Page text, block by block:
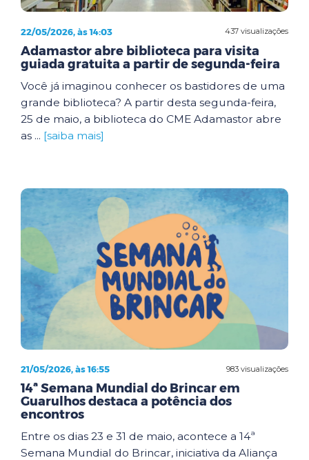
437 visualizações
22/05/2026, às 14:03
Adamastor abre biblioteca para visita
guiada gratuita a partir de segunda-feira
Você já imaginou conhecer os bastidores de uma
grande biblioteca? A partir desta segunda-feira,
25 de maio, a biblioteca do CME Adamastor abre
as ... [saiba mais]
983 visualizações
21/05/2026, às 16:55
14ª Semana Mundial do Brincar em
Guarulhos destaca a potência dos
encontros
Entre os dias 23 e 31 de maio, acontece a 14ª
Semana Mundial do Brincar, iniciativa da Aliança